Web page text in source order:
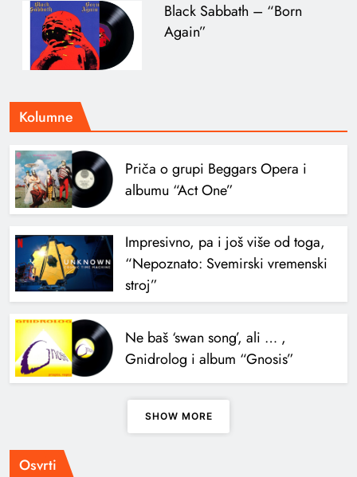
Black Sabbath – “Born
Again”
Kolumne
Priča o grupi Beggars Opera i
albumu “Act One”
Impresivno, pa i još više od toga,
“Nepoznato: Svemirski vremenski
stroj”
Ne baš ‘swan song’, ali … ,
Gnidrolog i album “Gnosis”
SHOW MORE
Osvrti